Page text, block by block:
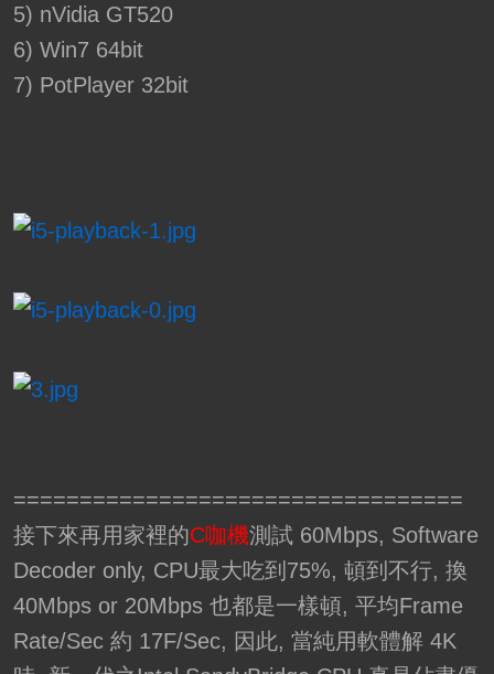
5) nVidia GT520
6) Win7 64bit
7) PotPlayer 32bit
==================================
接下來再用家裡的C咖機測試 60Mbps, Software
Decoder only, CPU最大吃到75%, 頓到不行, 換
40Mbps or 20Mbps 也都是一樣頓, 平均Frame
Rate/Sec 約 17F/Sec, 因此, 當純用軟體解 4K